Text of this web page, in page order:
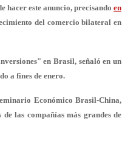
hacer este anuncio, precisando en
del comercio bilateral en
en Brasil, señaló en un
a fines de enero.
Económico Brasil-China,
las compañías más grandes de